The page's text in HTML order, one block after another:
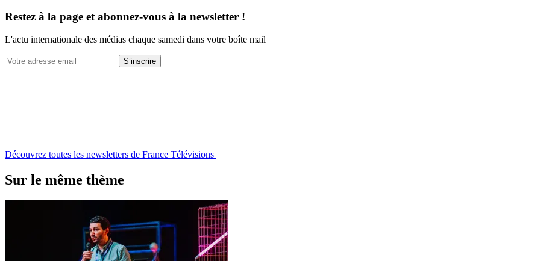
Restez à la page et abonnez-vous à la newsletter !
L'actu internationale des médias chaque samedi dans votre boîte mail
S’inscrire
Découvrez toutes les newsletters de France Télévisions
Sur le même thème